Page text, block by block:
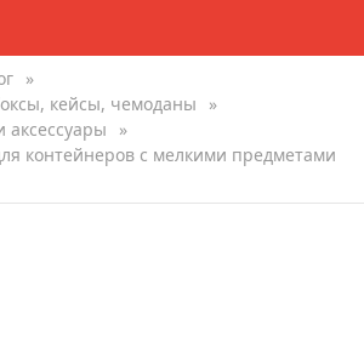
»
кейсы, чемоданы
»
»
контейнеров с мелкими предметами